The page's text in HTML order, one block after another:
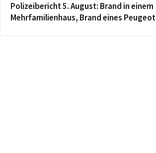
Polizeibericht 5. August: Brand in einem
Mehrfamilienhaus, Brand eines Peugeot